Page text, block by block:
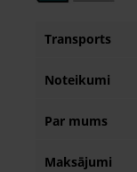
Transports
Noteikumi
Par mums
Maksājumi